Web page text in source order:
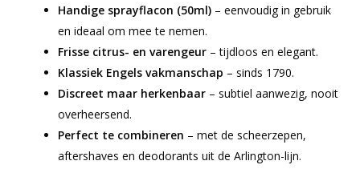
Handige sprayflacon (50ml)– eenvoudig in gebruik
en ideaal om mee te nemen.
Frisse citrus- en varengeur– tijdloos en elegant.
Klassiek Engels vakmanschap – sinds 1790.
Discreet maar herkenbaar– subtiel aanwezig, nooit
overheersend.
Perfect te combineren – met de scheerzepen,
aftershaves en deodorants uit de Arlington-lijn.